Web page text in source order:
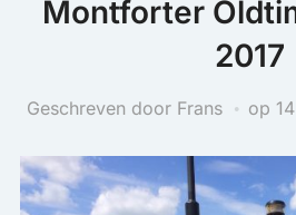
Montforter
2017
Geschreven door Frans op